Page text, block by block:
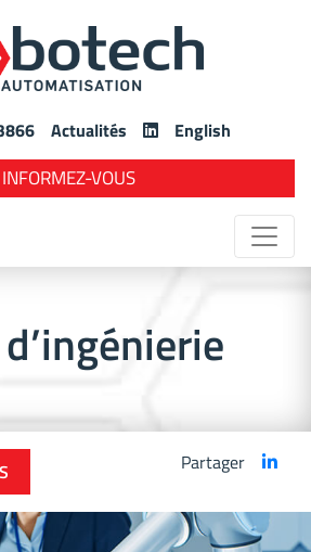
Actualités
INFORMEZ-VOUS
English
Partager